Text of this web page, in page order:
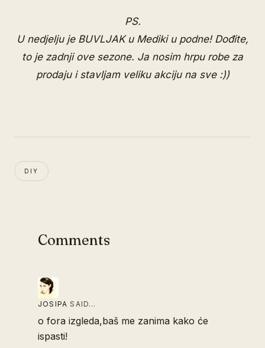
PS.
U nedjelju je BUVLJAK u Mediki u podne! Dođite,
to je zadnji ove sezone. Ja nosim hrpu robe za
prodaju i stavljam veliku akciju na sve :))
DIY
Comments
JOSIPA SAID…
o fora izgleda,baš me zanima kako će
ispasti!